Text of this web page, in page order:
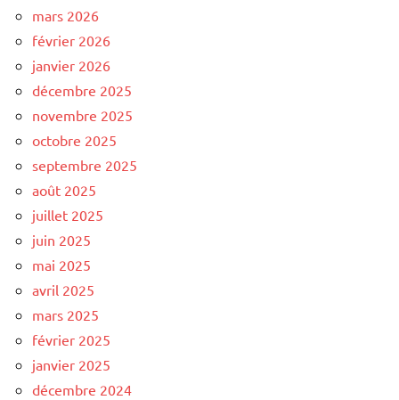
mars 2026
février 2026
janvier 2026
décembre 2025
novembre 2025
octobre 2025
septembre 2025
août 2025
juillet 2025
juin 2025
mai 2025
avril 2025
mars 2025
février 2025
janvier 2025
décembre 2024